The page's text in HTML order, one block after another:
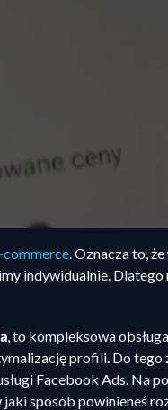
commerce. Oznacza to,
indywidualnie. Dlatego
, to kompleksowa
profili. Do tego
Facebook Ads. Na
sposób powinieneś